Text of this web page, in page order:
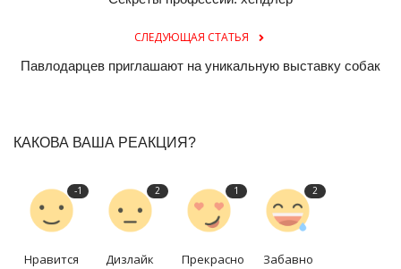
СЛЕДУЮЩАЯ СТАТЬЯ
Павлодарцев приглашают на уникальную выставку собак
КАКОВА ВАША РЕАКЦИЯ?
-1
Нравится
2
Дизлайк
1
Прекрасно
2
Забавно